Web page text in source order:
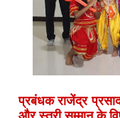
प्रबंधक राजेंद्र